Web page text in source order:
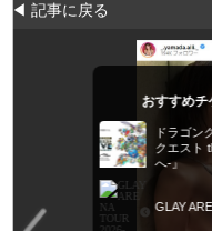
◀ 記事に戻る
おすすめチ
ドラゴン
クエスト
へ-』
GLAY